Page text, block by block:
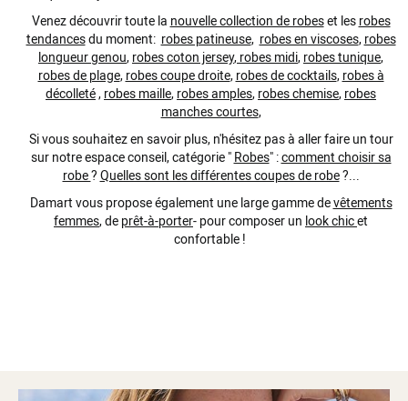
Venez découvrir toute la nouvelle collection de robeset les robes
tendancesdu moment: robes patineuse, robes en viscoses, robes
longueur genou, robes coton jersey, robes midi, robes tunique,
robes de plage, robes coupe droite, robes de cocktails, robes à
décolleté, robes maille, robes amples, robes chemise, robes
manches courtes,
Si vous souhaitez en savoir plus, n'hésitez pas à aller faire un tour
sur notre espace conseil, catégorie " Robes" :comment choisir sa
robe? Quelles sont les différentes coupes de robe?...
Damart vous propose également une large gamme devêtements
femmes, de prêt-à-porter- pour composer un look chicet
confortable !